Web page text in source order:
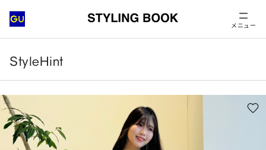
メニュー
StyleHint